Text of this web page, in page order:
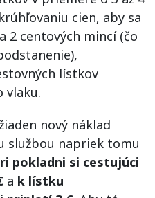
cien, aby sa
2 centových mincí (čo
lístkov
vlaku.
nový náklad
službou napriek tomu
pokladni si cestujúci
a k lístku